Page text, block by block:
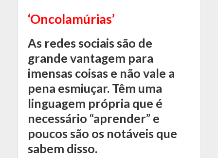
‘Oncolamúrias’
As redes sociais são de
grande vantagem para
imensas coisas e não vale a
pena esmiuçar. Têm uma
linguagem própria que é
necessário “aprender” e
poucos são os notáveis que
sabem disso.